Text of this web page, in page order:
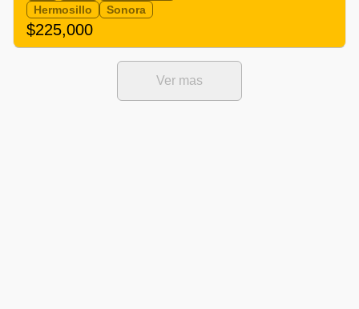
Hermosillo
Sonora
$225,000
Ver mas